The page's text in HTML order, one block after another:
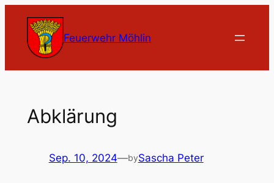
Inhalt
springen
Feuerwehr Möhlin
Abklärung
Sep. 10, 2024—bySascha Peter